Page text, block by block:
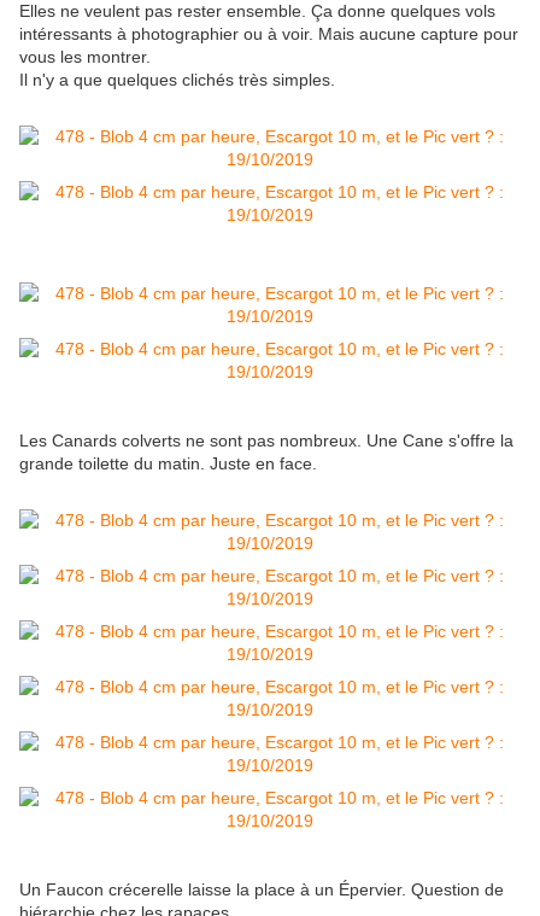
Elles ne veulent pas rester ensemble. Ça donne quelques vols
intéressants à photographier ou à voir. Mais aucune capture pour
vous les montrer.
Il n'y a que quelques clichés très simples.
Les Canards colverts ne sont pas nombreux. Une Cane s'offre la
grande toilette du matin. Juste en face.
Un Faucon crécerelle laisse la place à un Épervier. Question de